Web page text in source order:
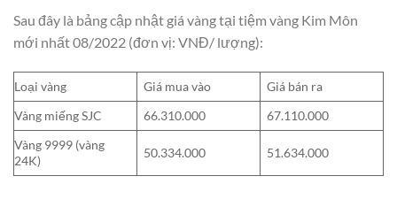
Sau đây là bảng cập nhật giá vàng tại tiệm vàng Kim Môn
mới nhất 08/2022 (đơn vị: VNĐ/ lượng):
Loại vàng Giá mua vào
Giá bán ra
Vàng miếng SJC
66.310.000
67.110.000
Vàng 9999 (vàng
24K)
50.334.000 51.634.000